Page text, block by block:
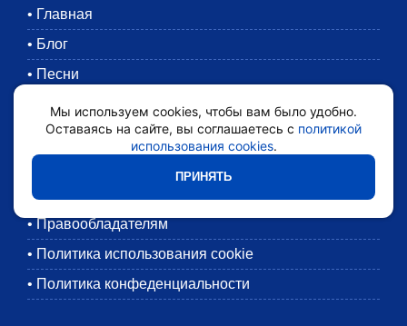
• Главная
• Блог
• Песни
Раскраски
Картинки
•
•
• Правообладателям
• Политика использования cookie
• Политика конфеденциальности
Мы используем cookies, чтобы вам было удобно.
Оставаясь на сайте, вы соглашаетесь с политикой
использования cookies.
ПРИНЯТЬ